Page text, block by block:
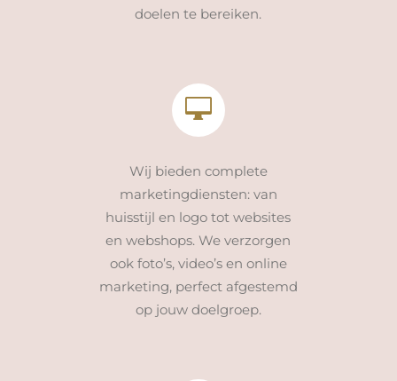
doelen te bereiken.
Wij bieden complete
marketingdiensten: van
huisstijl en logo tot websites
en webshops. We verzorgen
ook foto’s, video’s en online
marketing, perfect afgestemd
op jouw doelgroep.